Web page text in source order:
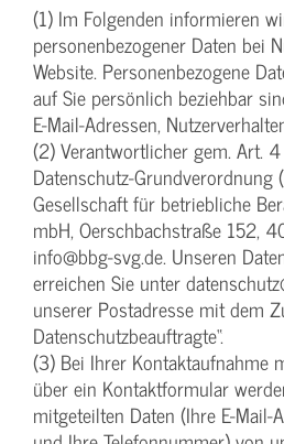
(1) Im Folgenden informieren
personenbezogener Daten bei
Website. Personenbezogene
auf Sie persönlich beziehbar
E-Mail-Adressen,
(2) Verantwortlicher gem. Art.
Datenschutz-Grundverordnung
Gesellschaft für betriebliche
mbH, Oerschbachstraße 152,
info@bbg-svg.de. Unseren
erreichen Sie unter
unserer Postadresse mit dem
Datenschutzbeauftragte“.
(3) Bei Ihrer Kontaktaufnahme
über ein Kontaktformular
mitgeteilten Daten (Ihre E-Mail-